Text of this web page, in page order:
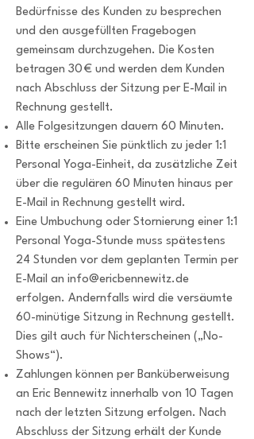
Bedürfnisse des Kunden zu besprechen
und den ausgefüllten Fragebogen
gemeinsam durchzugehen. Die Kosten
betragen 30 € und werden dem Kunden
nach Abschluss der Sitzung per E-Mail in
Rechnung gestellt.
Alle Folgesitzungen dauern 60 Minuten.
Bitte erscheinen Sie pünktlich zu jeder 1:1
Personal Yoga-Einheit, da zusätzliche Zeit
über die regulären 60 Minuten hinaus per
E-Mail in Rechnung gestellt wird.
Eine Umbuchung oder Stornierung einer 1:1
Personal Yoga-Stunde muss spätestens
24 Stunden vor dem geplanten Termin per
E-Mail an info@ericbennewitz.de
erfolgen. Andernfalls wird die versäumte
60-minütige Sitzung in Rechnung gestellt.
Dies gilt auch für Nichterscheinen („No-
Shows“).
Zahlungen können per Banküberweisung
an Eric Bennewitz innerhalb von 10 Tagen
nach der letzten Sitzung erfolgen. Nach
Abschluss der Sitzung erhält der Kunde